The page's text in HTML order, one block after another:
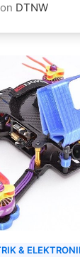
DTNW
&